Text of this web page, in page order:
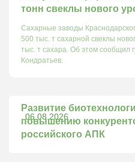
тонн свеклы нового
Сахарные заводы
500 тыс. т сахарной свеклы
тыс. т сахара. Об этом сообщил
Кондратьев.
06.08.2026
Развитие
повышению
российского АПК